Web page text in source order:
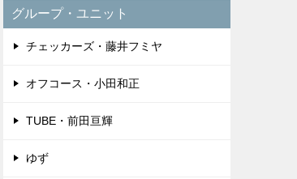
グループ・ユニット
チェッカーズ・藤井フミヤ
オフコース・小田和正
TUBE・前田亘輝
ゆず